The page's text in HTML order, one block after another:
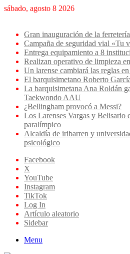
sábado, agosto 8 2026
Gran inauguración de la
Campaña de seguridad vial «Tu
Entrega equipamiento a 8
Realizan operativo de limpieza
Un larense cambiará las reglas
El barquisimetano Roberto
La barquisimetana Ana Roldán
Taekwondo AAU
¿Bellingham provocó a Messi?
Los Larenses Vargas y Belisario
paralímpico
Alcaldía de iribarren y
psicológico
Facebook
X
YouTube
Instagram
TikTok
Log In
Artículo aleatorio
Sidebar
Menu